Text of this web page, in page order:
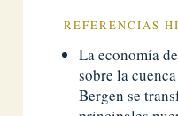
REFERENCIAS
La economía
sobre la
Bergen se